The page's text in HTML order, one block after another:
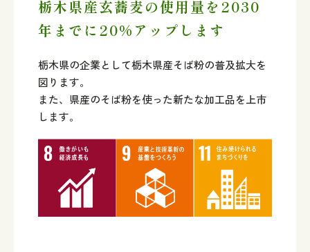
栃木県産玄蕎麦の使用量を2030
年までに20%アップします
栃木県の企業として栃木県産そば粉の普及拡大を
図ります。
また、県産のそば粉を使った新たな加工品を上市
します。